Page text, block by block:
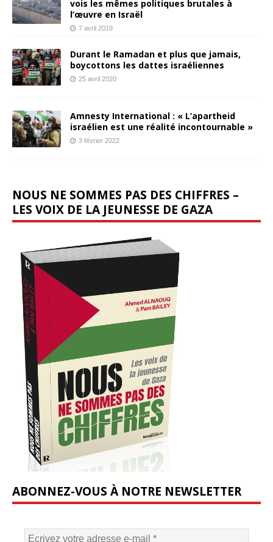
vois les mêmes politiques brutales à
l’œuvre en Israël
7 avril 2019
Durant le Ramadan et plus que jamais,
boycottons les dattes israéliennes
25 avril 2020
Amnesty International : « L’apartheid
israélien est une réalité incontournable »
3 février 2022
NOUS NE SOMMES PAS DES CHIFFRES –
LES VOIX DE LA JEUNESSE DE GAZA
ABONNEZ-VOUS À NOTRE NEWSLETTER